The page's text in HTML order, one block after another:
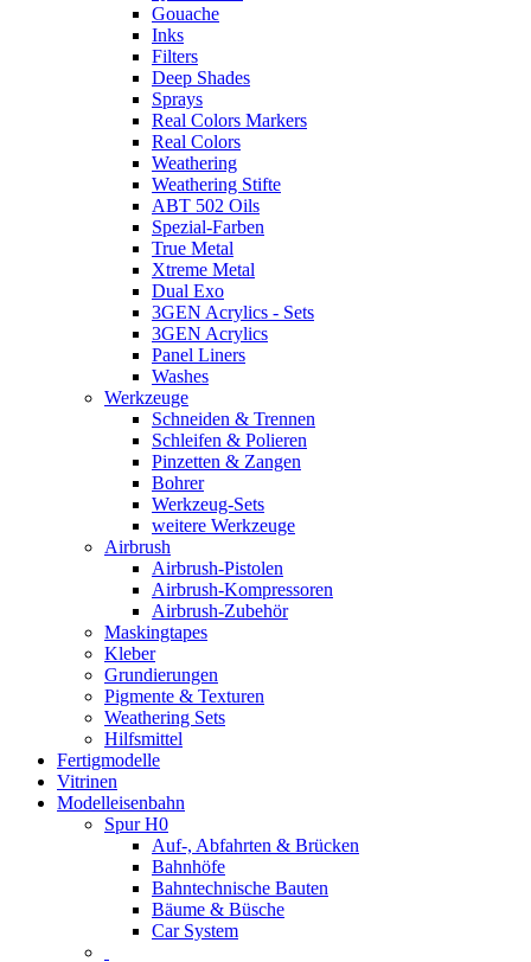
Gouache
Inks
Filters
Deep Shades
Sprays
Real Colors Markers
Real Colors
Weathering
Weathering Stifte
ABT 502 Oils
Spezial-Farben
True Metal
Xtreme Metal
Dual Exo
3GEN Acrylics - Sets
3GEN Acrylics
Panel Liners
Washes
Werkzeuge
Schneiden & Trennen
Schleifen & Polieren
Pinzetten & Zangen
Bohrer
Werkzeug-Sets
weitere Werkzeuge
Airbrush
Airbrush-Pistolen
Airbrush-Kompressoren
Airbrush-Zubehör
Maskingtapes
Kleber
Grundierungen
Pigmente & Texturen
Weathering Sets
Hilfsmittel
Fertigmodelle
Vitrinen
Modelleisenbahn
Spur H0
Auf-, Abfahrten & Brücken
Bahnhöfe
Bahntechnische Bauten
Bäume & Büsche
Car System